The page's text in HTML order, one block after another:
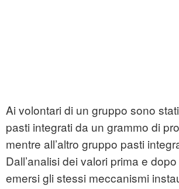
Ai volontari di un gruppo sono
pasti integrati da un grammo di
mentre all’altro gruppo pasti
Dall’analisi dei valori prima e
emersi gli stessi meccanismi